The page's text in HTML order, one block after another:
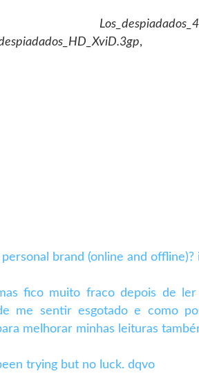
,
brand (online and offline)?
fico muito fraco depois de ler
me sentir esgotado e como
melhorar minhas leituras
trying but no luck. dqvo